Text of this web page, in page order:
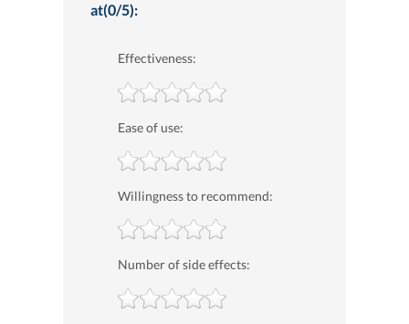
at(0/5):
Effectiveness:
Ease of use:
Willingness to recommend:
Number of side effects: